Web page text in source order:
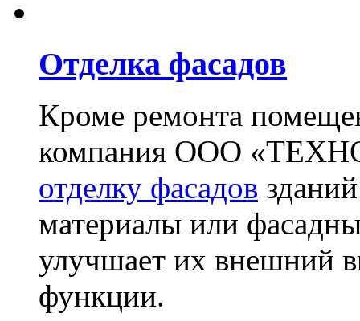
Отделка фасадов
Кроме ремонта
компания ООО
отделку фасадов
материалы или
улучшает их внешний
функции.